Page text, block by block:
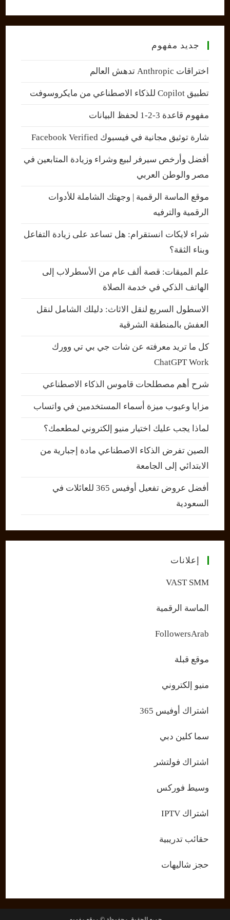
جديد مفهوم
اختراقات Anthropic تدهش العالم
تطبيق Copilot للذكاء الاصطناعي من مايكروسوفت
مفهوم قاعدة 3-2-1 لحفظ البيانات
شارة توثيق مجانية في فيسبوك Facebook Verified
أفضل وأرخص سيرفر لبيع وشراء وزيادة المتابعين في
مصر والوطن العربي
موقع الماسة الرقمية | وجهتك الشاملة للأدوات
الرقمية والترفيه
شراء لايكات انستقرام: هل تساعد على زيادة التفاعل
وبناء الثقة؟
علم الميقات: قصة ألف عام من الأسطرلاب إلى
الهاتف الذكي في خدمة الصلاة
الاسطول السريع لنقل الاثاث: دليلك الشامل لنقل
العفش بالمنطقة الشرقية
كل ما تريد معرفته عن شات جي بي تي وورك
ChatGPT Work
شرح أهم مصطلحات قاموس الذكاء الاصطناعي
مزايا وعيوب ميزة أسماء المستخدمين في واتساب
لماذا يجب عليك اختيار منيو إلكتروني لمطعمك؟
الصين تفرض الذكاء الاصطناعي مادة إجبارية من
الابتدائي إلى الجامعة
أفضل عروض تفعيل أوفيس 365 للعائلات في
السعودية
إعلانات
VAST SMM
الماسة الرقمية
FollowersArab
موقع قبلة
منيو إلكتروني
اشتراك أوفيس 365
سما كلين دبي
اشتراك فولتشر
وسيط فوركس
اشتراك IPTV
حقائب تدريبية
حجز شاليهات